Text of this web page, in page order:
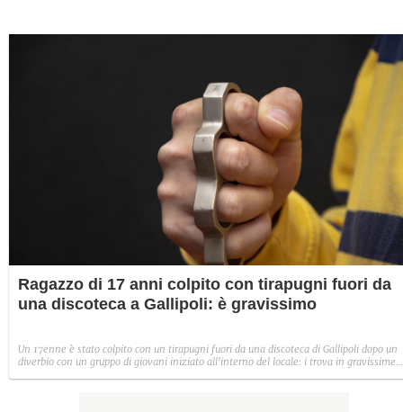
Ragazzo di 17 anni colpito con tirapugni fuori da
una discoteca a Gallipoli: è gravissimo
Un 17enne è stato colpito con un tirapugni fuori da una discoteca di Gallipoli dopo un
diverbio con un gruppo di giovani iniziato all'interno del locale: i trova in gravissime